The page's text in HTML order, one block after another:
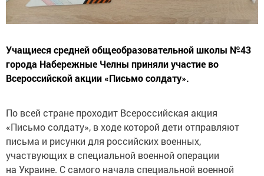
Учащиеся средней общеобразовательной школы №43
города Набережные Челны приняли участие во
Всероссийской акции «Письмо солдату».
По всей стране проходит Всероссийская акция
«Письмо солдату», в ходе которой дети отправляют
письма и рисунки для российских военных,
участвующих в специальной военной операции
на Украине. С самого начала специальной военной